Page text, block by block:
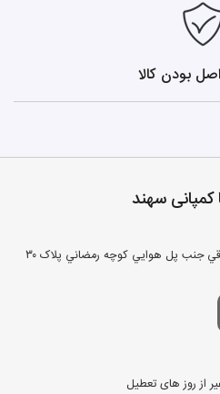
بودن کالا
سهند
جنب پل هوايي کوچه رمضاني پلاک ۳۰